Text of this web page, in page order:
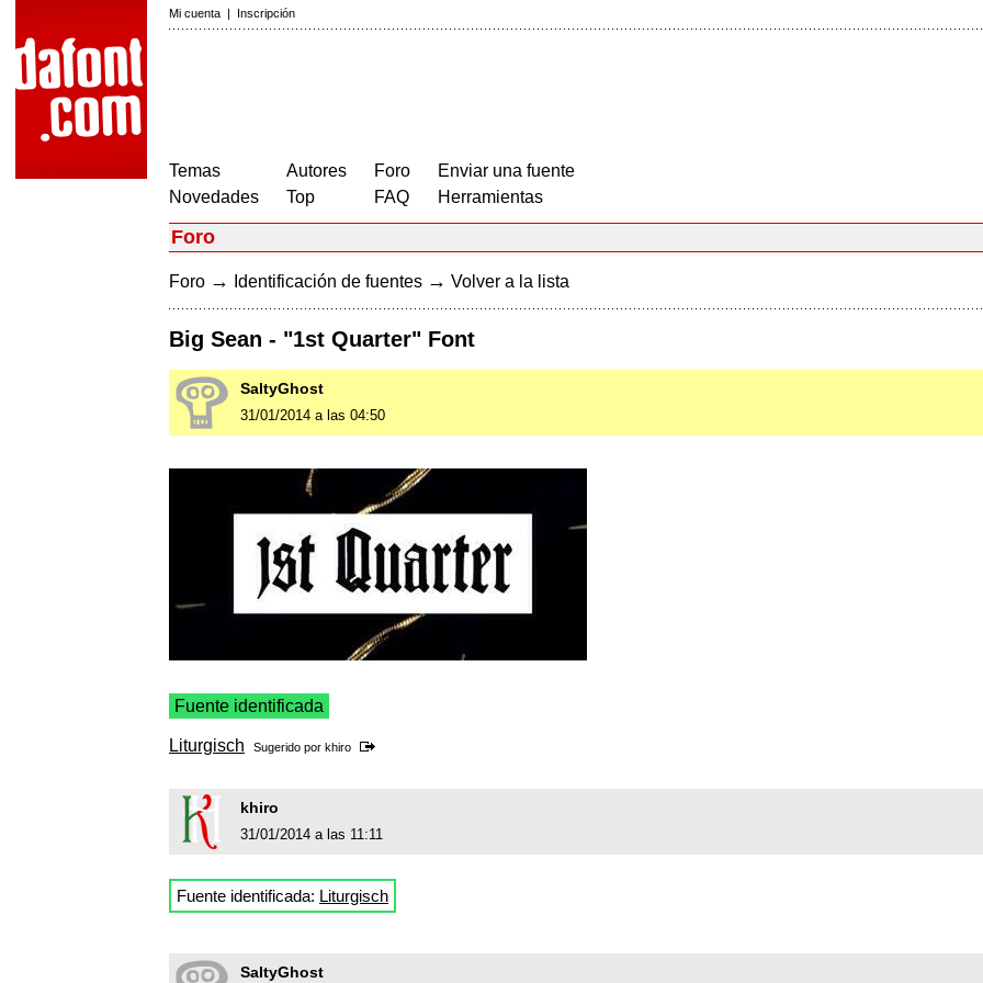
Mi cuenta | Inscripción
Temas
Novedades
Autores
Top
Foro
FAQ
Enviar una fuente
Herramientas
Foro
Foro → Identificación de fuentes → Volver a la lista
Big Sean - "1st Quarter" Font
SaltyGhost
31/01/2014 a las 04:50
Fuente identificada
Liturgisch Sugerido por khiro
khiro
31/01/2014 a las 11:11
Fuente identificada: Liturgisch
SaltyGhost